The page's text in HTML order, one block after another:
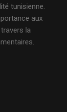
tunisienne.
aux
la